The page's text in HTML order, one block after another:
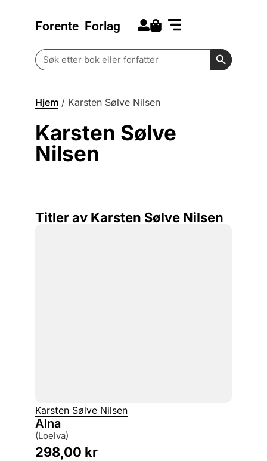
Forente Forlag
Search
for:
Search
Hjem / Karsten Sølve Nilsen
Karsten Sølve
Nilsen
Titler av Karsten Sølve Nilsen
Karsten Sølve Nilsen
Alna
(Loelva)
298,00 kr